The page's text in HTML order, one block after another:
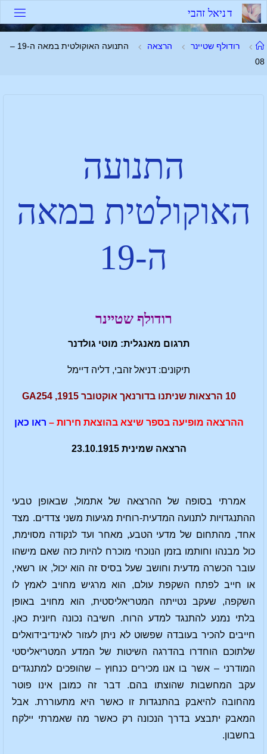
דניאל זהבי
רודולף שטיינר הרצאה
התנועה האוקולטית במאה ה-19 –
08
התנועה
האוקולטית במאה
ה-19
רודולף שטיינר
תרגום מאנגלית: מוטי גולדנר
תיקונים: דניאל זהבי, דליה דיימל
10 הרצאות שניתנו בדורנאך אוקטובר 1915, GA254
ההרצאה מופיעה בספר שיצא בהוצאת חירות – ראו כאן
הרצאה שמינית 23.10.1915
אמרתי בסופה של ההרצאה של אתמול, שבאופן טבעי
ההתנגדויות לתנועה המדעית-רוחית מגיעות משני צדדים. מצד
אחד, מהתחום של מדעי הטבע, מאחר ועד לנקודה מסוימת,
כול מבנהו וחותמו בזמן הנוכחי מוכרח להיות כזה שאם מישהו
עובר הכשרה מדעית וחושב שעל בסיס זה הוא יכול, או רשאי,
או חייב לפתח השקפת עולם, הוא מרגיש מחויב לאמץ לו
השקפה, שעקב נטייתה המטריאליסטית, הוא מחויב באופן
בלתי נמנע להתנגד למדע הרוח. חשיבה נכונה חיונית כאן.
חייבים להכיר בעובדה שפשוט לא ניתן לעזור לאינדיבידואלים
שלתוכם הוחדרו בהדרגה השיטות של המדע המטריאליסטי
המודרני – אשר בו אנו מכירים כנחוץ – שהופכים למתנגדים
עקב המחשבות שהוצתו בהם. דבר זה כמובן אינו פוטר
מהחובה להיאבק בהתנגדות זו כאשר היא מתעוררת. אבל
המאבק יתבצע בדרך הנכונה רק כאשר מה שאמרתי יילקח
בחשבון.